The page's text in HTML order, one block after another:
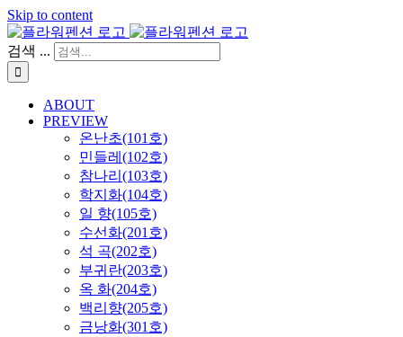
Skip to content
검색 ...
ABOUT
PREVIEW
온난초(101호)
민들레(102호)
참나리(103호)
학지화(104호)
일 향(105호)
수선화(201호)
석 곡(202호)
부귀란(203호)
옥 화(204호)
백리향(205호)
금낭화(301호)